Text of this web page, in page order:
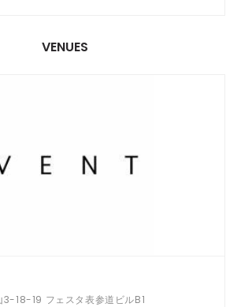
VENUES
3-18-19 フェスタ表参道ビルB1